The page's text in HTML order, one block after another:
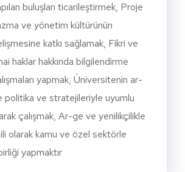
buluşları ticarileştirmek, Proje
ve yönetim kültürünün
katkı sağlamak, Fikri ve
haklar hakkında bilgilendirme
yapmak, Üniversitenin ar-
politika ve stratejileriyle uyumlu
çalışmak, Ar-ge ve yenilikçilikle
olarak kamu ve özel sektörle
yapmaktır